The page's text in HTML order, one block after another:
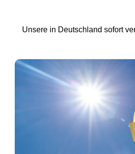
Unsere in Deutschland sofort